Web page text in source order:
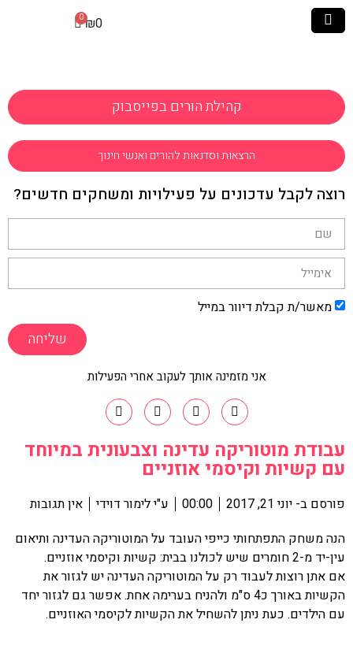
₪0
קהילת הורים בפייסבוק
הרצאות וסדנאות להורים ואנשי חינוך
רוצה לקבל עדכונים על פעילויות ומשחקים חדשים?
מאשר/ת קבלת דיוור במייל
שליחה
אני מזמינה אותך לעקוב אחרי הפעילות
עבודת מוטוריקה עדינה וצבעונית במיוחד
עם קשיות וקיסמי אוזניים
פורסם ב- יוני 21, 2017 00:00 ע"ילימור דוידי
אין תגובות
הנה משחק התפתחותי כייפי העובד על המוטוריקה העדינה ותיאום
עין-יד מ-2 חומרים שיש לכולנו בבית: קשיות וקיסמי אוזניים.
אם אתן רוצות לעבוד רק על המוטוריקה העדינה יש לגזור את
הקשיות באורך כ4 ס"מ ולהניח בערימה אחת. אפשר גם לגזור יחד
עם הילדים. כעת ניתן להשחיל את הקשיות לקיסמי האוזניים.